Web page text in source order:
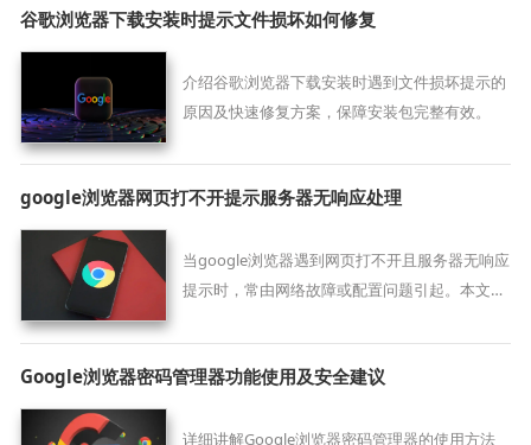
谷歌浏览器下载安装时提示文件损坏如何修复
介绍谷歌浏览器下载安装时遇到文件损坏提示的
原因及快速修复方案，保障安装包完整有效。
google浏览器网页打不开提示服务器无响应处理
当google浏览器遇到网页打不开且服务器无响应
提示时，常由网络故障或配置问题引起。本文提
并恢复网页正常访问。
Google浏览器密码管理器功能使用及安全建议
详细讲解Google浏览器密码管理器的使用方法